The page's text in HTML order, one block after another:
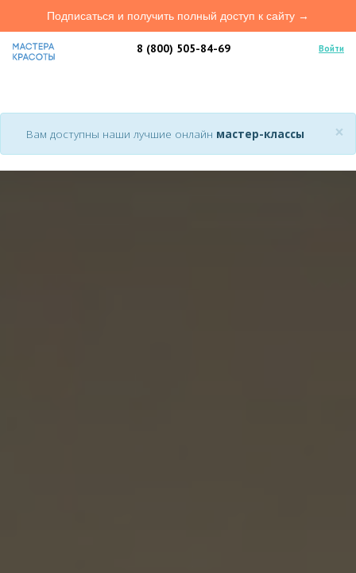
8 (800) 505-84-69 Войти
×
Вам доступны наши лучшие онлайн мастер-классы
Подписаться и получить полный доступ к сайту →